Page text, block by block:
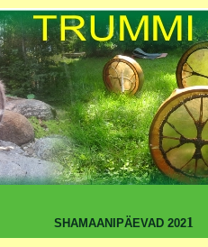
SHAMAANIPÄEVAD 2021